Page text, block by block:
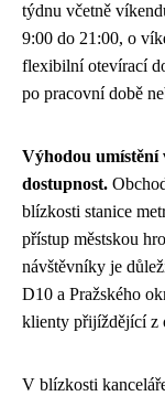
týdnu včetně
9:00 do 21:00, o
flexibilní otevírací
po pracovní době
Výhodou
dostupnost.
blízkosti stanice
přístup městskou
návštěvníky je
D10 a Pražského
klienty přijíždějící z
V blízkosti